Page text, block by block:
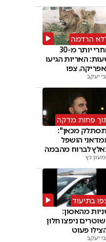
הרדמה
אחרי יותר מ-30
האריות הגיעו
צפו
יעקב
פחות מדקה
מכאן":
הושפל
לברוח מהבמה
כץ
בתיעוד
מהאסון:
ניפצו חלון
פעוט
יעקב